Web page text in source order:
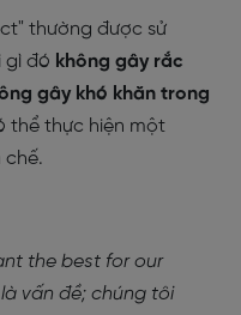
thường được sử
gì đó không gây rắc
gây khó khăn trong
thể thực hiện một
chế.
the best for our
vấn đề; chúng tôi